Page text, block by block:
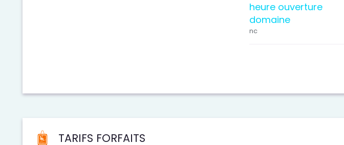
heure ouverture
domaine
nc
TARIFS FORFAITS